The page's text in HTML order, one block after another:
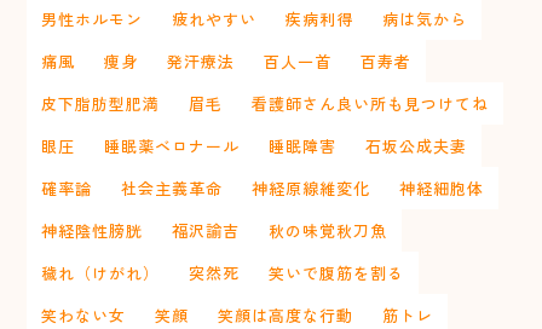
男性ホルモン
疲れやすい 疾病利得
病は気から
痛風
痩身 発汗療法 百人一首
百寿者
皮下脂肪型肥満
眉毛
看護師さん良い所も見つけてね
眼圧
睡眠薬ベロナール 睡眠障害
石坂公成夫妻
確率論
社会主義革命 神経原線維変化
神経細胞体
神経陰性膀胱
福沢諭吉
秋の味覚秋刀魚
穢れ（けがれ）
突然死
笑いで腹筋を割る
笑わない女
笑顔 笑顔は高度な行動
筋トレ